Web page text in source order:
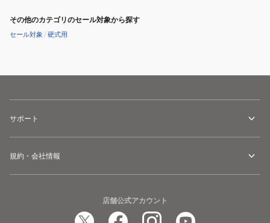
その他のカテゴリのセール対象から探す
セール対象 /硬式用
サポート
規約・会社情報
店舗公式アカウント